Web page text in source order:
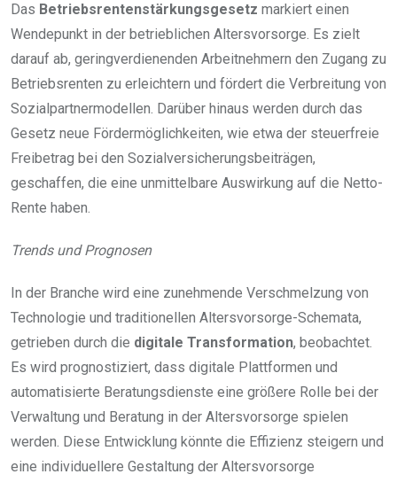
Das Betriebsrentenstärkungsgesetz markiert einen
Wendepunkt in der betrieblichen Altersvorsorge. Es zielt
darauf ab, geringverdienenden Arbeitnehmern den Zugang zu
Betriebsrenten zu erleichtern und fördert die Verbreitung von
Sozialpartnermodellen. Darüber hinaus werden durch das
Gesetz neue Fördermöglichkeiten, wie etwa der steuerfreie
Freibetrag bei den Sozialversicherungsbeiträgen,
geschaffen, die eine unmittelbare Auswirkung auf die Netto-
Rente haben.
Trends und Prognosen
In der Branche wird eine zunehmende Verschmelzung von
Technologie und traditionellen Altersvorsorge-Schemata,
getrieben durch die digitale Transformation, beobachtet.
Es wird prognostiziert, dass digitale Plattformen und
automatisierte Beratungsdienste eine größere Rolle bei der
Verwaltung und Beratung in der Altersvorsorge spielen
werden. Diese Entwicklung könnte die Effizienz steigern und
eine individuellere Gestaltung der Altersvorsorge